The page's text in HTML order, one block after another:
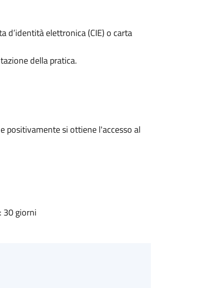
d’identità elettronica (CIE) o carta
della pratica.
positivamente si ottiene l'accesso al
30 giorni